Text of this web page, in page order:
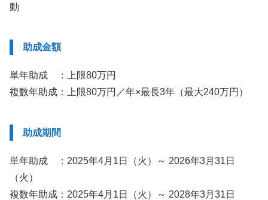
動
助成金額
単年助成 ：上限80万円
複数年助成：上限80万円／年×最長3年（最大240万円）
助成期間
単年助成 ：2025年4月1日（火）～ 2026年3月31日
（火）
複数年助成：2025年4月1日（火）～ 2028年3月31日